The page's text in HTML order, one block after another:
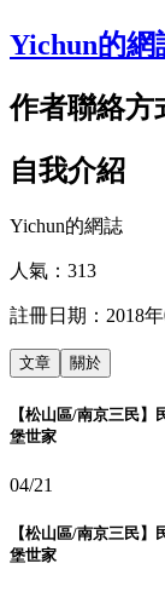
Yichun的網
作者聯絡方
自我介紹
Yichun的網誌
人氣： 313
註冊日期： 2018
文章 關於
【松山區/南京三民
堡世家
04/21
【松山區/南京三民
堡世家